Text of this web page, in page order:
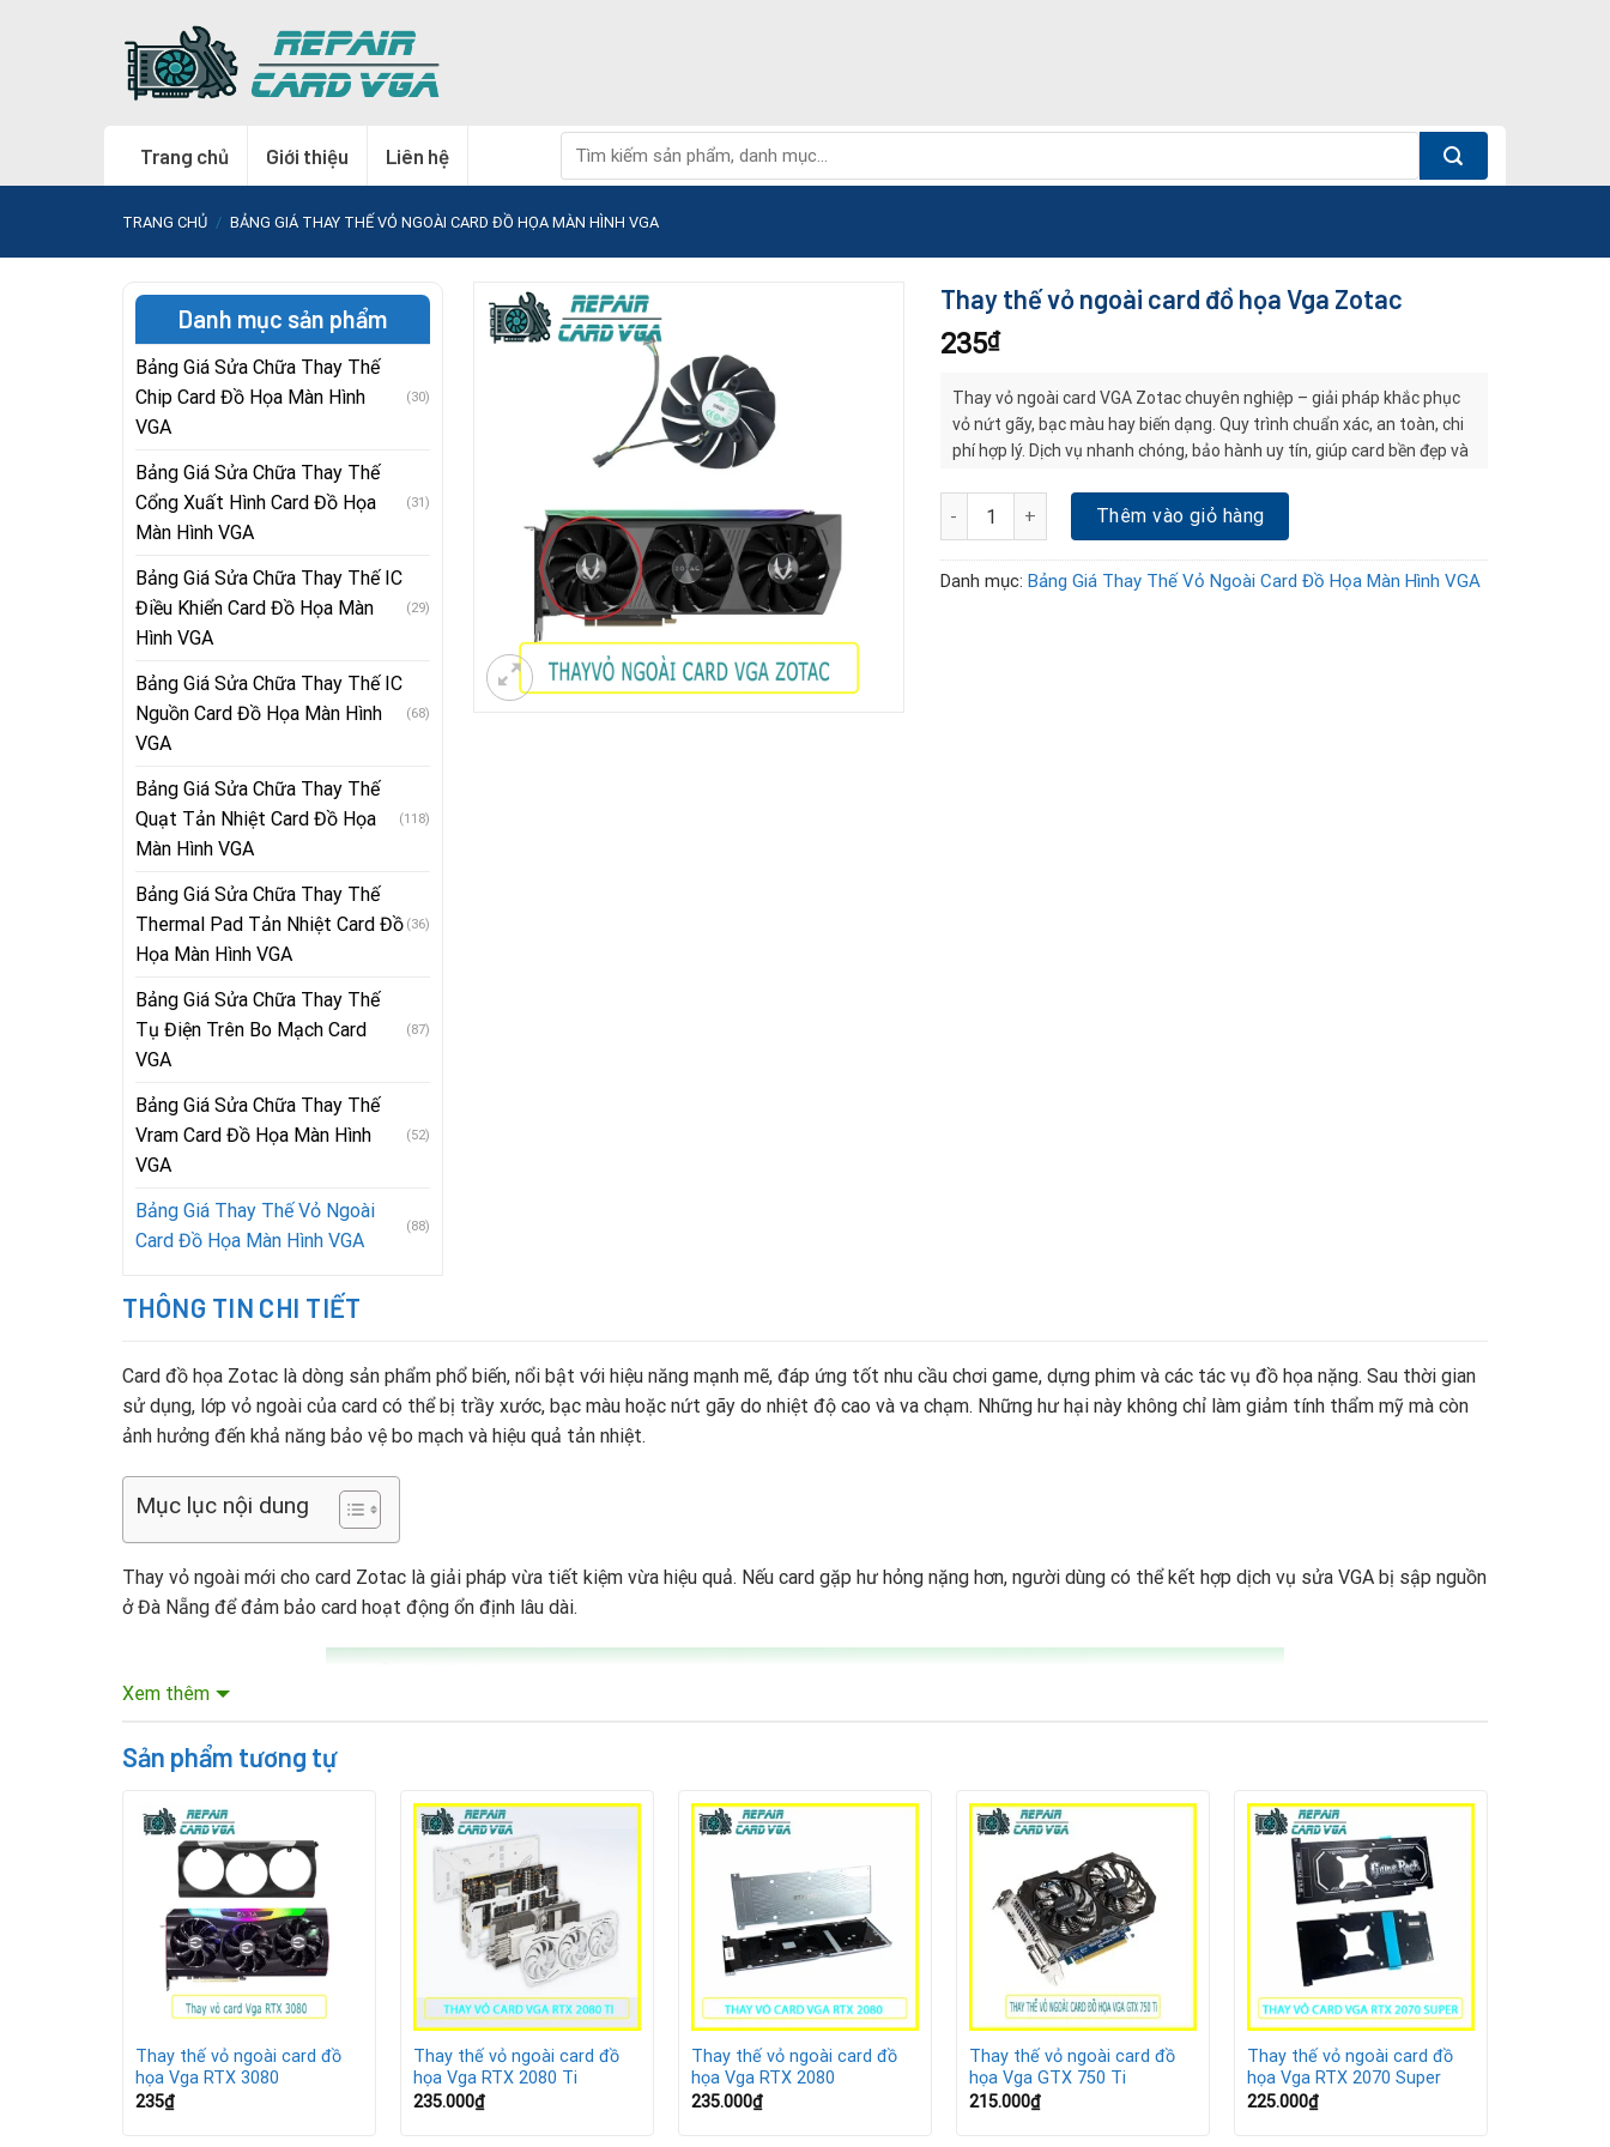
Trang chủ Giới thiệu Liên hệ
kiếm:
TRANG CHỦ / BẢNG GIÁ THAY THẾ VỎ NGOÀI CARD ĐỒ HỌA MÀN HÌNH VGA
Thay thế vỏ ngoài card đồ họa Vga Zotac
235₫
Thay vỏ ngoài card VGA Zotac chuyên nghiệp – giải pháp khắc phục
vỏ nứt gãy, bạc màu hay biến dạng. Quy trình chuẩn xác, an toàn, chi
phí hợp lý. Dịch vụ nhanh chóng, bảo hành uy tín, giúp card bền đẹp và
Thay thế vỏ ngoài card đồ họa Vga Zotac số lượng
Thêm vào giỏ hàng
Danh mục: Bảng Giá Thay Thế Vỏ Ngoài Card Đồ Họa Màn Hình VGA
Danh mục sản phẩm
Bảng Giá Sửa Chữa Thay Thế
Chip Card Đồ Họa Màn Hình
VGA
(30)
Bảng Giá Sửa Chữa Thay Thế
Cổng Xuất Hình Card Đồ Họa
Màn Hình VGA
(31)
Bảng Giá Sửa Chữa Thay Thế IC
Điều Khiển Card Đồ Họa Màn
Hình VGA
(29)
Bảng Giá Sửa Chữa Thay Thế IC
Nguồn Card Đồ Họa Màn Hình
VGA
(68)
Bảng Giá Sửa Chữa Thay Thế
Quạt Tản Nhiệt Card Đồ Họa
Màn Hình VGA
(118)
Bảng Giá Sửa Chữa Thay Thế
Thermal Pad Tản Nhiệt Card Đồ
Họa Màn Hình VGA
(36)
Bảng Giá Sửa Chữa Thay Thế
Tụ Điện Trên Bo Mạch Card
VGA
(87)
Bảng Giá Sửa Chữa Thay Thế
Vram Card Đồ Họa Màn Hình
VGA
(52)
Bảng Giá Thay Thế Vỏ Ngoài
Card Đồ Họa Màn Hình VGA
(88)
THÔNG TIN CHI TIẾT
Card đồ họa Zotac là dòng sản phẩm phổ biến, nổi bật với hiệu năng mạnh mẽ, đáp ứng tốt nhu cầu chơi game, dựng phim và các tác vụ đồ họa nặng. Sau thời gian
sử dụng, lớp vỏ ngoài của card có thể bị trầy xước, bạc màu hoặc nứt gãy do nhiệt độ cao và va chạm. Những hư hại này không chỉ làm giảm tính thẩm mỹ mà còn
ảnh hưởng đến khả năng bảo vệ bo mạch và hiệu quả tản nhiệt.
Mục lục nội dung
Thay vỏ ngoài mới cho card Zotac là giải pháp vừa tiết kiệm vừa hiệu quả. Nếu card gặp hư hỏng nặng hơn, người dùng có thể kết hợp dịch vụ sửa VGA bị sập nguồn
ở Đà Nẵng để đảm bảo card hoạt động ổn định lâu dài.
Xem thêm
Sản phẩm tương tự
Thay thế vỏ ngoài card đồ
họa Vga RTX 3080
235₫
Thay thế vỏ ngoài card đồ
họa Vga RTX 2080 Ti
235.000₫
Thay thế vỏ ngoài card đồ
họa Vga RTX 2080
235.000₫
Thay thế vỏ ngoài card đồ
họa Vga GTX 750 Ti
215.000₫
Thay thế vỏ ngoài card đồ
họa Vga RTX 2070 Super
225.000₫